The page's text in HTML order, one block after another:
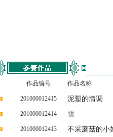
作品编号 作品名称
201000012415 泥塑的情调
201000012414 雪
201000012413 不采蘑菇的小